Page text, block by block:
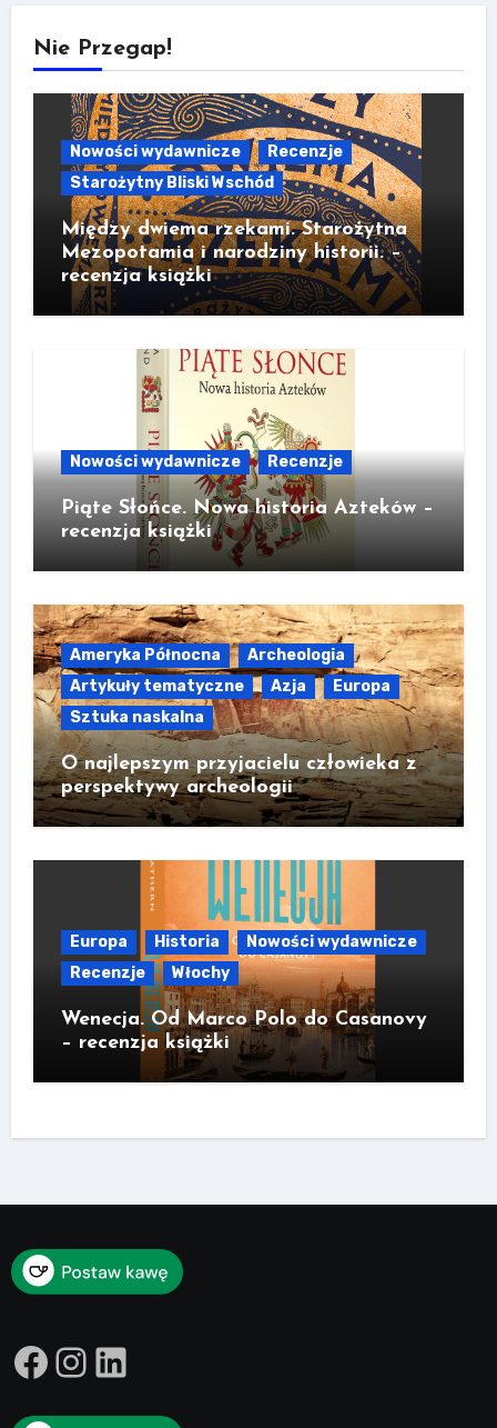
Nie Przegap!
Nowości wydawnicze
Recenzje
Starożytny Bliski Wschód
Między dwiema rzekami. Starożytna
Mezopotamia i narodziny historii. –
recenzja książki
Nowości wydawnicze Recenzje
Piąte Słońce. Nowa historia Azteków –
recenzja książki
Ameryka Północna
Archeologia
Artykuły tematyczne
Azja
Europa
Sztuka naskalna
O najlepszym przyjacielu człowieka z
perspektywy archeologii
Europa Historia
Nowości wydawnicze
Recenzje
Włochy
Wenecja. Od Marco Polo do Casanovy
– recenzja książki
Facebook
Instagram
LinkedIn